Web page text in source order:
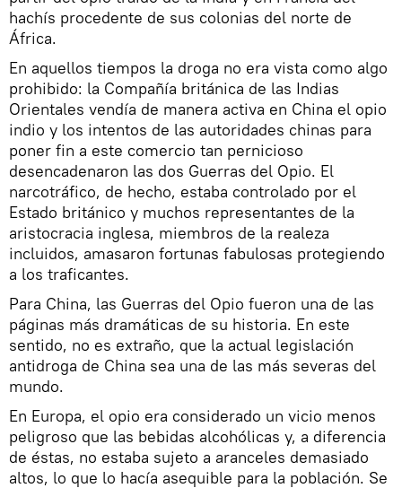
hachís procedente de sus colonias del norte de
África.
En aquellos tiempos la droga no era vista como algo
prohibido: la Compañía británica de las Indias
Orientales vendía de manera activa en China el opio
indio y los intentos de las autoridades chinas para
poner fin a este comercio tan pernicioso
desencadenaron las dos Guerras del Opio. El
narcotráfico, de hecho, estaba controlado por el
Estado británico y muchos representantes de la
aristocracia inglesa, miembros de la realeza
incluidos, amasaron fortunas fabulosas protegiendo
a los traficantes.
Para China, las Guerras del Opio fueron una de las
páginas más dramáticas de su historia. En este
sentido, no es extraño, que la actual legislación
antidroga de China sea una de las más severas del
mundo.
En Europa, el opio era considerado un vicio menos
peligroso que las bebidas alcohólicas y, a diferencia
de éstas, no estaba sujeto a aranceles demasiado
altos, lo que lo hacía asequible para la población. Se